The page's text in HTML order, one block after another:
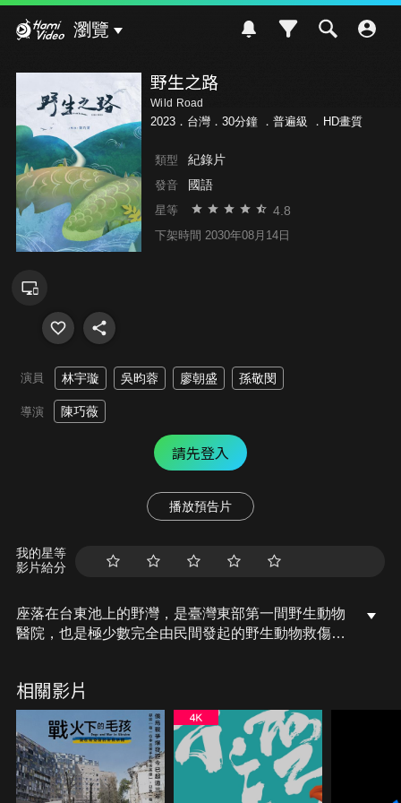
瀏覽
野生之路
Wild Road
2023．台灣．30分鐘 ． 普遍級 ．HD畫質
類型 紀錄片
發音 國語
星等 4.8
下架時間 2030年08月14日
演員 林宇璇 吳昀蓉 廖朝盛 孫敬閔
導演 陳巧薇
請先登入
播放預告片
我的星等
影片給分
座落在台東池上的野灣，是臺灣東部第一間野生動物
醫院，也是極少數完全由民間發起的野生動物救傷中
山甲、失親的小山羌、落難的鳥兒們，一段段生命故
事在此上演。
相關影片